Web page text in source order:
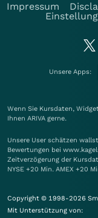
Impressum
Unsere Apps:
Wenn Sie Kursdaten,
Ihnen ARIVA gerne.
Unsere User schätzen
Bewertungen bei
Zeitverzögerung der
NYSE +20 Min. AMEX +20
Copyright © 1998-2026
Mit Unterstützung von: